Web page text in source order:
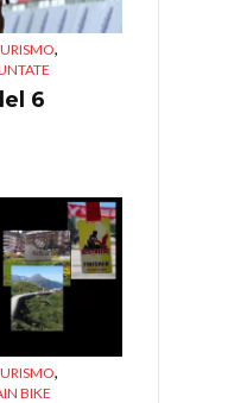
,
6
,
BIKE